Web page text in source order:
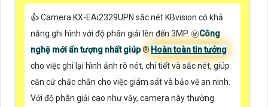
👍 Camera KX-EAi2329UPN sắc nét KBvision có khả
năng ghi hình với độ phân giải lên đến 3MP. ㊙️Công
nghệ mới ấn tượng nhất giúp®️ Hoàn toàn tin tưởng
cho việc ghi lại hình ảnh rõ nét, chi tiết và sắc nét, giúp
căn cứ chắc chắn cho việc giám sát và bảo vệ an ninh.
Với độ phân giải cao như vậy, camera này thường